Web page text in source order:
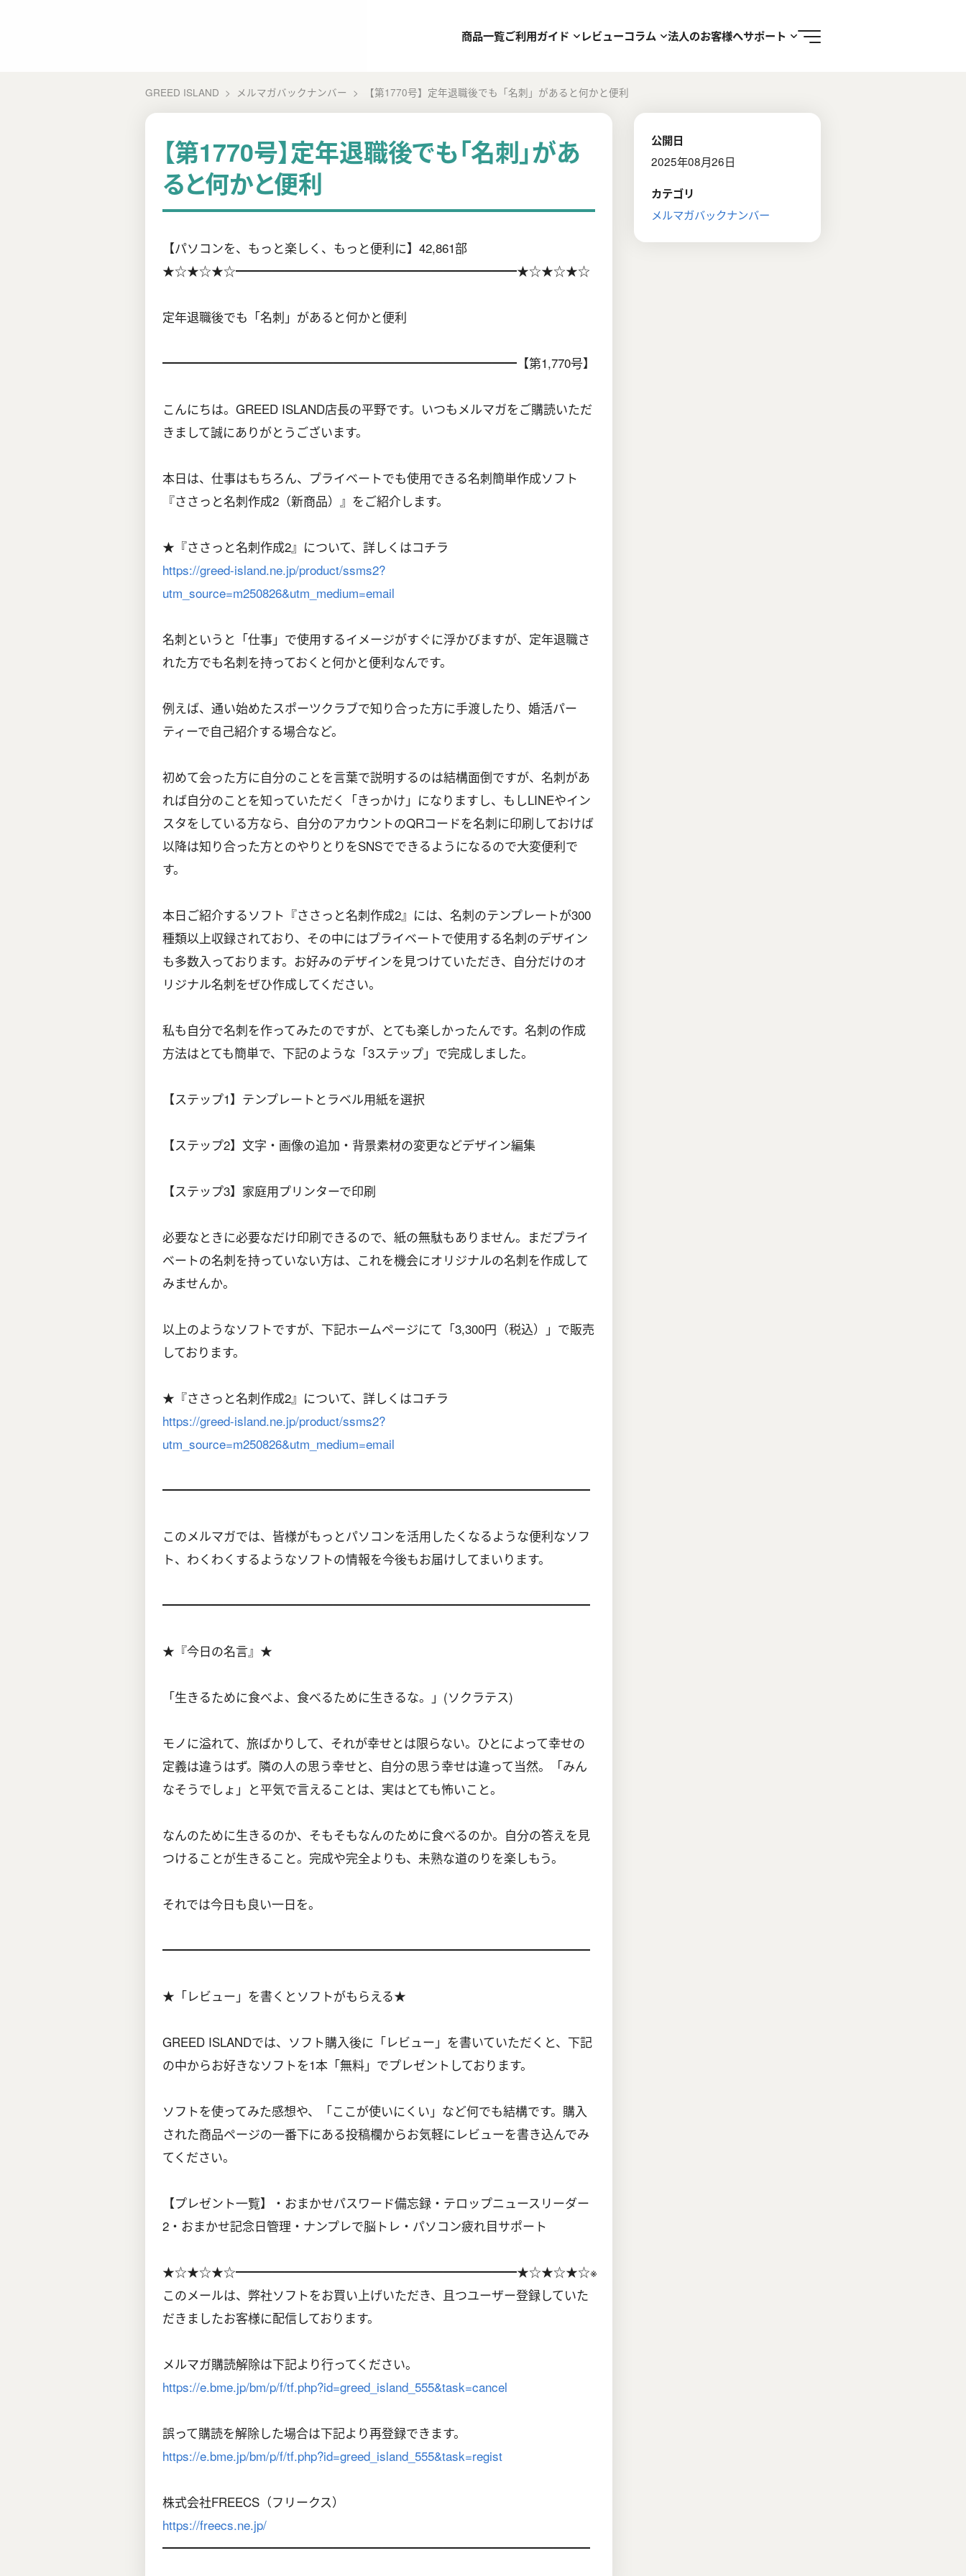
商品一覧ご利用ガイド レビューコラム 法人のお客様へサポート
GREED ISLAND メルマガバックナンバー 【第1770号】定年退職後でも「名刺」があると何かと便利
【第1770号】定年退職後でも「名刺」があ
ると何かと便利
【パソコンを、もっと楽しく、もっと便利に】42,861部
★☆★☆★☆━━━━━━━━━━━━━━━━━━━━━━━★☆★☆★☆
定年退職後でも「名刺」があると何かと便利
━━━━━━━━━━━━━━━━━━━━━━━━━━━━━【第1,770号】
こんにちは。GREED ISLAND店長の平野です。いつもメルマガをご購読いただ
きまして誠にありがとうございます。
本日は、仕事はもちろん、プライベートでも使用できる名刺簡単作成ソフト
『ささっと名刺作成2（新商品）』をご紹介します。
★『ささっと名刺作成2』について、詳しくはコチラ
https://greed-island.ne.jp/product/ssms2?
utm_source=m250826&utm_medium=email
名刺というと「仕事」で使用するイメージがすぐに浮かびますが、定年退職さ
れた方でも名刺を持っておくと何かと便利なんです。
例えば、通い始めたスポーツクラブで知り合った方に手渡したり、婚活パー
ティーで自己紹介する場合など。
初めて会った方に自分のことを言葉で説明するのは結構面倒ですが、名刺があ
れば自分のことを知っていただく「きっかけ」になりますし、もしLINEやイン
スタをしている方なら、自分のアカウントのQRコードを名刺に印刷しておけば
以降は知り合った方とのやりとりをSNSでできるようになるので大変便利で
す。
本日ご紹介するソフト『ささっと名刺作成2』には、名刺のテンプレートが300
種類以上収録されており、その中にはプライベートで使用する名刺のデザイン
も多数入っております。お好みのデザインを見つけていただき、自分だけのオ
リジナル名刺をぜひ作成してください。
私も自分で名刺を作ってみたのですが、とても楽しかったんです。名刺の作成
方法はとても簡単で、下記のような「3ステップ」で完成しました。
【ステップ1】テンプレートとラベル用紙を選択
【ステップ2】文字・画像の追加・背景素材の変更などデザイン編集
【ステップ3】家庭用プリンターで印刷
必要なときに必要なだけ印刷できるので、紙の無駄もありません。まだプライ
ベートの名刺を持っていない方は、これを機会にオリジナルの名刺を作成して
みませんか。
以上のようなソフトですが、下記ホームページにて「3,300円（税込）」で販売
しております。
★『ささっと名刺作成2』について、詳しくはコチラ
https://greed-island.ne.jp/product/ssms2?
utm_source=m250826&utm_medium=email
━━━━━━━━━━━━━━━━━━━━━━━━━━━━━━━━━━━
このメルマガでは、皆様がもっとパソコンを活用したくなるような便利なソフ
ト、わくわくするようなソフトの情報を今後もお届けしてまいります。
━━━━━━━━━━━━━━━━━━━━━━━━━━━━━━━━━━━
★『今日の名言』★
「生きるために食べよ、食べるために生きるな。」(ソクラテス)
モノに溢れて、旅ばかりして、それが幸せとは限らない。ひとによって幸せの
定義は違うはず。隣の人の思う幸せと、自分の思う幸せは違って当然。「みん
なそうでしょ」と平気で言えることは、実はとても怖いこと。
なんのために生きるのか、そもそもなんのために食べるのか。自分の答えを見
つけることが生きること。完成や完全よりも、未熟な道のりを楽しもう。
それでは今日も良い一日を。
━━━━━━━━━━━━━━━━━━━━━━━━━━━━━━━━━━━
★「レビュー」を書くとソフトがもらえる★
GREED ISLANDでは、ソフト購入後に「レビュー」を書いていただくと、下記
の中からお好きなソフトを1本「無料」でプレゼントしております。
ソフトを使ってみた感想や、「ここが使いにくい」など何でも結構です。購入
された商品ページの一番下にある投稿欄からお気軽にレビューを書き込んでみ
てください。
【プレゼント一覧】・おまかせパスワード備忘録・テロップニュースリーダー
2・おまかせ記念日管理・ナンプレで脳トレ・パソコン疲れ目サポート
★☆★☆★☆━━━━━━━━━━━━━━━━━━━━━━━★☆★☆★☆※
このメールは、弊社ソフトをお買い上げいただき、且つユーザー登録していた
だきましたお客様に配信しております。
メルマガ購読解除は下記より行ってください。
https://e.bme.jp/bm/p/f/tf.php?id=greed_island_555&task=cancel
誤って購読を解除した場合は下記より再登録できます。
https://e.bme.jp/bm/p/f/tf.php?id=greed_island_555&task=regist
株式会社FREECS（フリークス）
https://freecs.ne.jp/
━━━━━━━━━━━━━━━━━━━━━━━━━━━━━━━━━━━
公開日
2025年08月26日
カテゴリ
メルマガバックナンバー